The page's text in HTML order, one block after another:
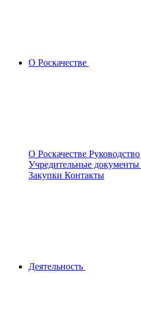
О Роскачестве
О Роскачестве Руководство
Учредительные документы
Закупки Контакты
Деятельность